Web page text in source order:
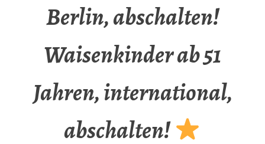
Berlin, abschalten!
Waisenkinder ab 51
Jahren, international,
abschalten!